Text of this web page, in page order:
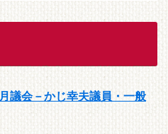
議会－かじ幸夫議員・一般